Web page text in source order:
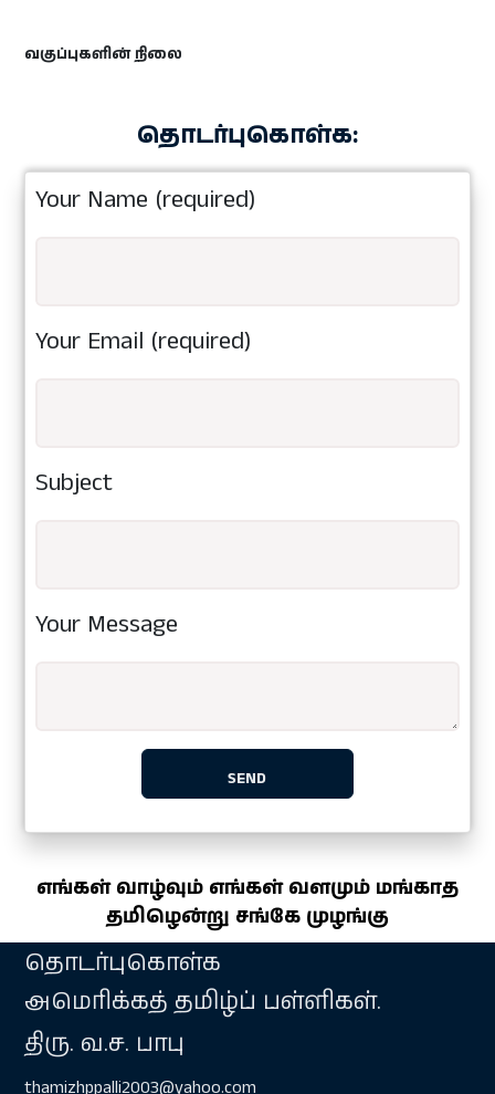
வகுப்புகளின் நிலை
தொடர்புகொள்க:
Your Name (required)
Your Email (required)
Subject
Your Message
எங்கள் வாழ்வும் எங்கள் வளமும் மங்காத
தமிழென்று சங்கே முழங்கு
தொடர்புகொள்க
அமெரிக்கத் தமிழ்ப் பள்ளிகள்.
திரு. வ.ச. பாபு
thamizhppalli2003@yahoo.com